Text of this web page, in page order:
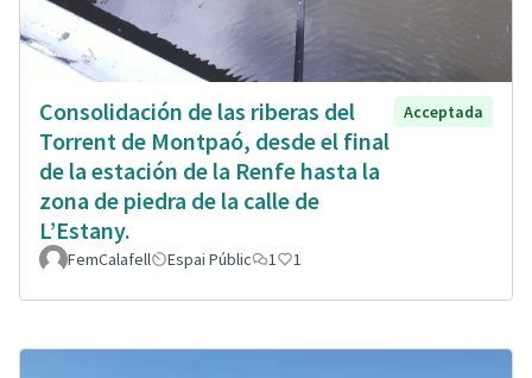
Consolidación de las riberas del
Torrent de Montpaó, desde el final
de la estación de la Renfe hasta la
zona de piedra de la calle de
L’Estany.
Acceptada
FemCalafell Espai Públic 1 1